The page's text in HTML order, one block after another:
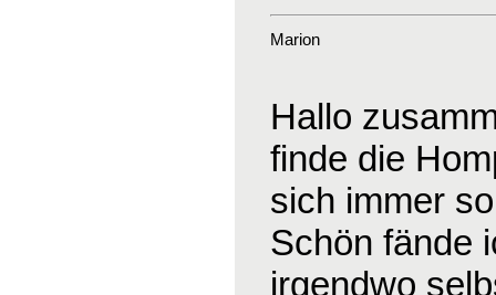
Marion
Hallo
finde die
sich immer
Schön fände
irgendwo